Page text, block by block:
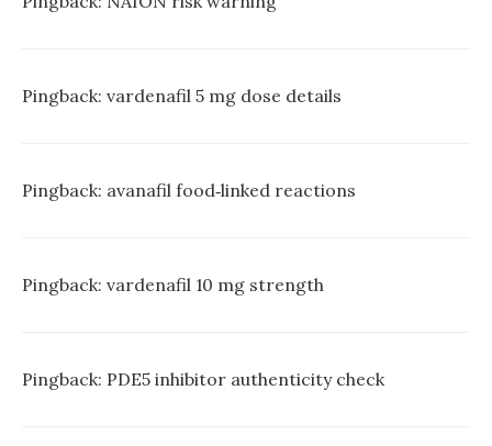
Pingback: vardenafil 5 mg dose details
Pingback: avanafil food‑linked reactions
Pingback: vardenafil 10 mg strength
Pingback: PDE5 inhibitor authenticity check